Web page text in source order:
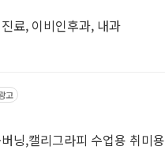
료, 이비인후과, 내과
고
닝,캘리그라피 수업용 취미용